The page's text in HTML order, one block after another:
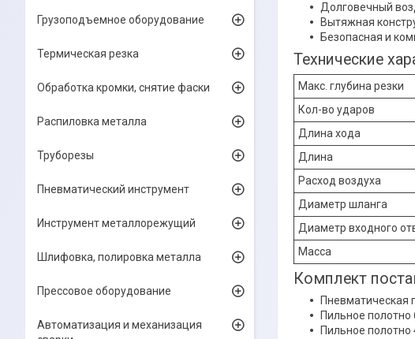
Долговечный
Вытяжная
Безопасная и
Технические
Макс. глубина резки
Кол-во ударов
Длина хода
Длина
Расход воздуха
Диаметр шланга
Диаметр входного
Масса
Комплект
Пневматическая
Пильное полотно
Пильное полотно
Грузоподъемное оборудование
Термическая резка
Обработка кромки, снятие фаски
Распиловка металла
Труборезы
Пневматический инструмент
Инструмент металлорежущий
Шлифовка, полировка металла
Прессовое оборудование
Автоматизация и механизация